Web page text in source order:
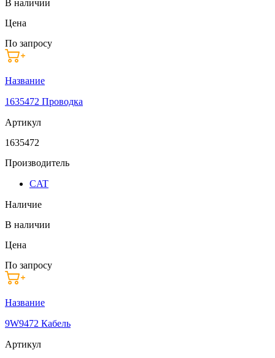
В наличии
Цена
По запросу
Название
1635472 Проводка
Артикул
1635472
Производитель
CAT
Наличие
В наличии
Цена
По запросу
Название
9W9472 Кабель
Артикул